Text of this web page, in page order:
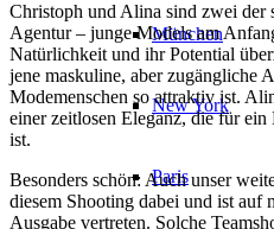
München
New York
Paris
Christoph und Alina sind zwei der
Agentur – junge Models am
Natürlichkeit und ihr Potential
jene maskuline, aber zugängliche
Modemenschen so attraktiv ist.
einer zeitlosen Eleganz, die für
ist.
Besonders schön: Auch unser
diesem Shooting dabei und ist auf
Ausgabe vertreten. Solche